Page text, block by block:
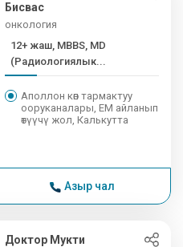
Бисвас
онкология
12+ жаш, MBBS, MD
(Радиологиялык...
Аполлон көп тармактуу
ооруканалары, EM айланып
өтүүчү жол, Калькутта
Азыр чал
Доктор Мукти